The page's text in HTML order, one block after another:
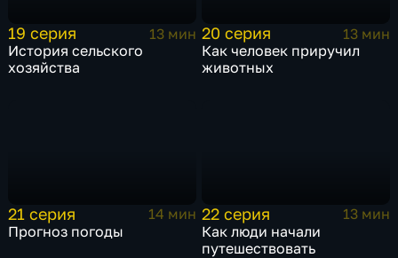
19 серия
13 мин
История сельского
хозяйства
20 серия
13 мин
Как человек приручил
животных
21 серия
14 мин
Прогноз погоды
22 серия
13 мин
Как люди начали
путешествовать